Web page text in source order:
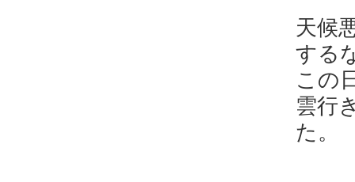
天候
する
この
雲行
た。